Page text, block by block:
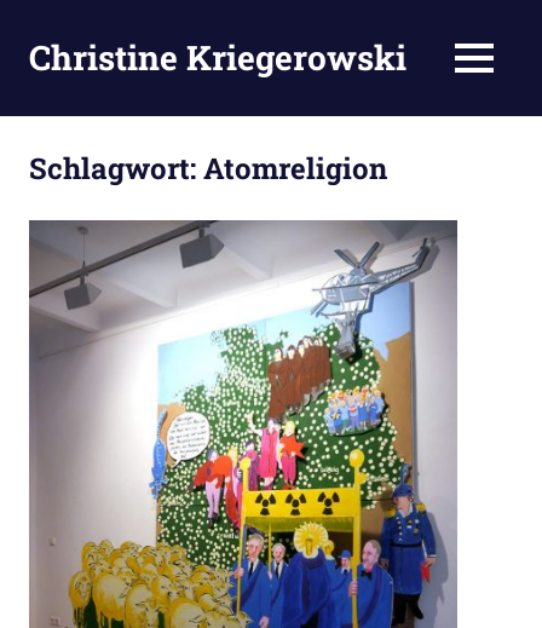
Inhalt
springen
Christine Kriegerowski MENÜ
Schlagwort:Atomreligion